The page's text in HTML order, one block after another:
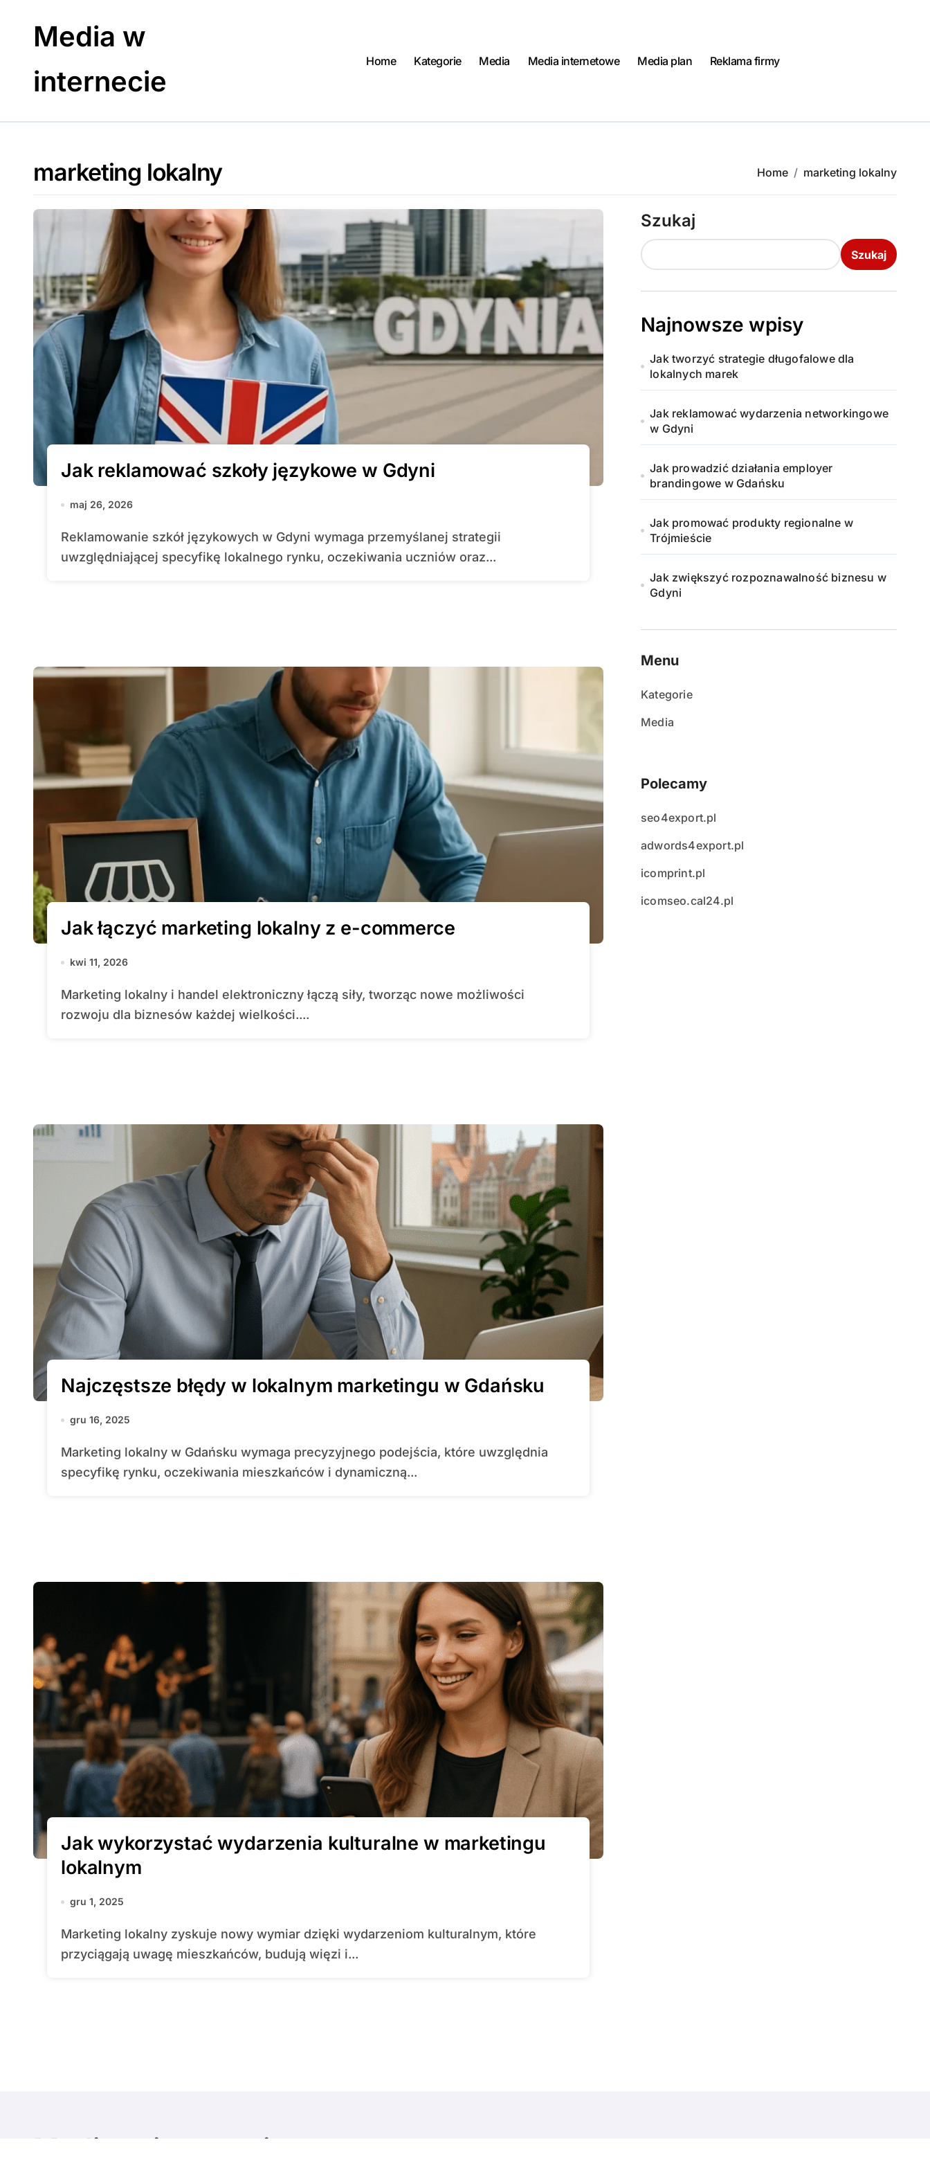
Media w
internecie
Home Kategorie Media Media internetowe Media plan Reklama firmy
marketing lokalny Home marketing lokalny
Jak reklamować szkoły językowe w Gdyni
maj 26, 2026
Reklamowanie szkół językowych w Gdyni wymaga przemyślanej strategii
uwzględniającej specyfikę lokalnego rynku, oczekiwania uczniów oraz...
Jak łączyć marketing lokalny z e-commerce
kwi 11, 2026
Marketing lokalny i handel elektroniczny łączą siły, tworząc nowe możliwości
rozwoju dla biznesów każdej wielkości....
Najczęstsze błędy w lokalnym marketingu w Gdańsku
gru 16, 2025
Marketing lokalny w Gdańsku wymaga precyzyjnego podejścia, które uwzględnia
specyfikę rynku, oczekiwania mieszkańców i dynamiczną...
Jak wykorzystać wydarzenia kulturalne w marketingu
lokalnym
gru 1, 2025
Marketing lokalny zyskuje nowy wymiar dzięki wydarzeniom kulturalnym, które
przyciągają uwagę mieszkańców, budują więzi i...
Szukaj
Szukaj
Najnowsze wpisy
Jak tworzyć strategie długofalowe dla
lokalnych marek
Jak reklamować wydarzenia networkingowe
w Gdyni
Jak prowadzić działania employer
brandingowe w Gdańsku
Jak promować produkty regionalne w
Trójmieście
Jak zwiększyć rozpoznawalność biznesu w
Gdyni
Menu
Kategorie
Media
Polecamy
seo4export.pl
adwords4export.pl
icomprint.pl
icomseo.cal24.pl
Media w internecie